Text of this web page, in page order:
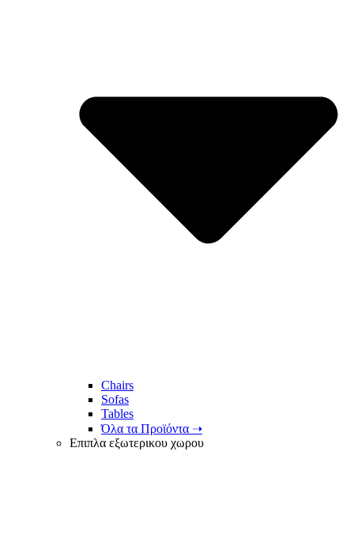
Chairs
Sofas
Tables
Όλα τα Προϊόντα ➝
Επιπλα εξωτερικου χωρου